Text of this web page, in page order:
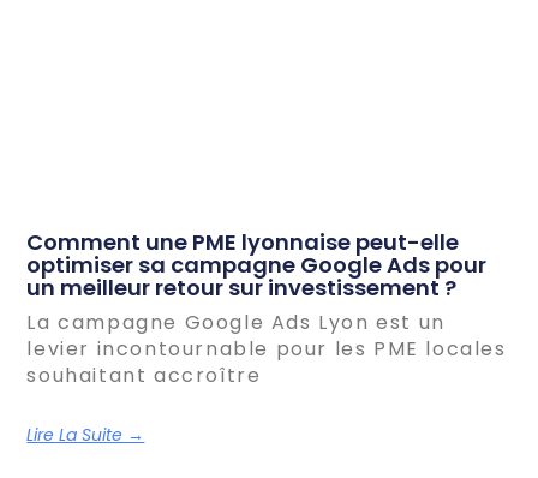
Comment une PME lyonnaise peut-elle
optimiser sa campagne Google Ads pour
un meilleur retour sur investissement ?
La campagne Google Ads Lyon est un
levier incontournable pour les PME locales
souhaitant accroître
Lire La Suite →